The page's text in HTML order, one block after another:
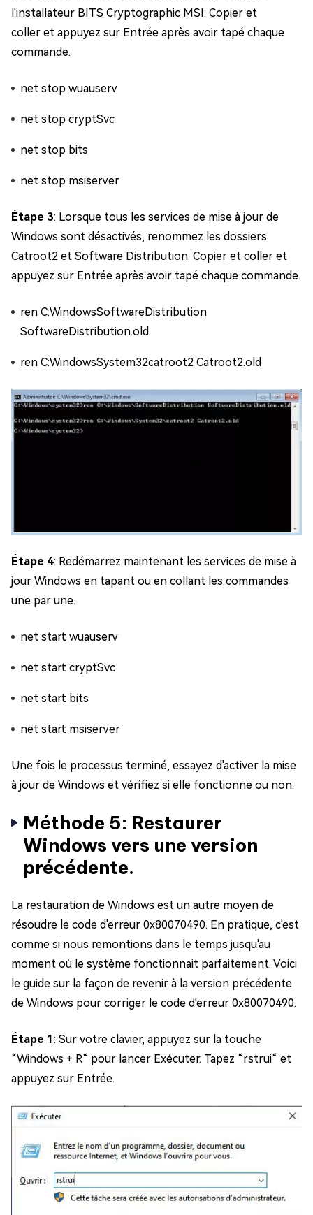
l'installateur BITS Cryptographic MSI. Copier et
coller et appuyez sur Entrée après avoir tapé chaque
commande.
net stop wuauserv
net stop cryptSvc
net stop bits
net stop msiserver
Étape 3: Lorsque tous les services de mise à jour de
Windows sont désactivés, renommez les dossiers
Catroot2 et Software Distribution. Copier et coller et
appuyez sur Entrée après avoir tapé chaque commande.
ren C:WindowsSoftwareDistribution
SoftwareDistribution.old
ren C:WindowsSystem32catroot2 Catroot2.old
Étape 4: Redémarrez maintenant les services de mise à
jour Windows en tapant ou en collant les commandes
une par une.
net start wuauserv
net start cryptSvc
net start bits
net start msiserver
Une fois le processus terminé, essayez d'activer la mise
à jour de Windows et vérifiez si elle fonctionne ou non.
Méthode 5: Restaurer
Windows vers une version
précédente.
La restauration de Windows est un autre moyen de
résoudre le code d'erreur 0x80070490. En pratique, c'est
comme si nous remontions dans le temps jusqu'au
moment où le système fonctionnait parfaitement. Voici
le guide sur la façon de revenir à la version précédente
de Windows pour corriger le code d'erreur 0x80070490.
Étape 1: Sur votre clavier, appuyez sur la touche
“Windows + R“ pour lancer Exécuter. Tapez “rstrui“ et
appuyez sur Entrée.